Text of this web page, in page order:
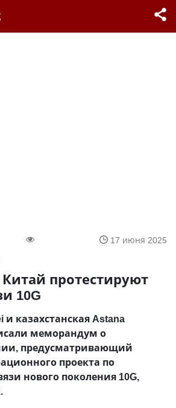
17 июня 2025
Китай протестируют
10G
казахстанская Astana
меморандум о
предусматривающий
проекта по
нового поколения 10G,
.